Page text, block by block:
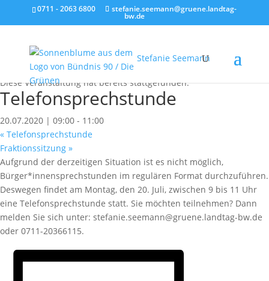
0711 - 2063 6800 stefanie.seemann@gruene.landtag-
bw.de
Stefanie Seemann
« Alle Veranstaltungen
Diese Veranstaltung hat bereits stattgefunden.
Telefonsprechstunde
20.07.2020 | 09:00 - 11:00
« Telefonsprechstunde
Fraktionssitzung »
Aufgrund der derzeitigen Situation ist es nicht möglich,
Bürger*innensprechstunden im regulären Format durchzuführen.
Deswegen findet am Montag, den 20. Juli, zwischen 9 bis 11 Uhr
eine Telefonsprechstunde statt. Sie möchten teilnehmen? Dann
melden Sie sich unter: stefanie.seemann@gruene.landtag-bw.de
oder 0711-20366115.